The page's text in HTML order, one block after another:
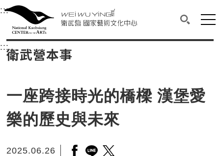
衛武營國家藝術文化中心
中央內容區塊，為本頁主要內容區。
:::選單連結區塊，此區塊列有本網站主要連結。
衛武營國家藝術文化中心
搜尋(開
網
:::中央內容區塊，為本頁主要內容區。
衛武營本事
一座跨接時光的橋樑 漢堡愛
樂的歷史與未來
2025.06.26 另開新視窗分享至facebook
另開新視窗分享至line
另開新視窗分享至twitter